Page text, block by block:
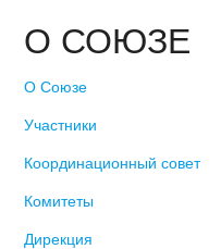
О СОЮЗЕ
О Союзе
Участники
Координационный совет
Комитеты
Дирекция